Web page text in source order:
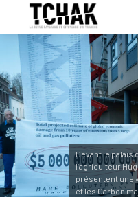
Devant le palais
l’agriculteur
présentent une
et les Carbon